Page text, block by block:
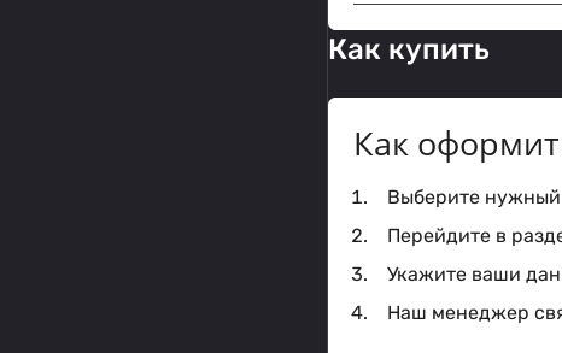
Как купить
Как
Выберите нужный
Перейдите в
Укажите ваши
Наш менеджер